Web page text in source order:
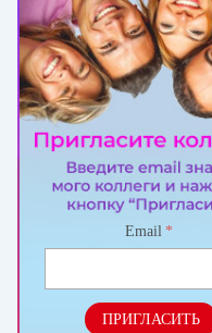
Email *
ПРИГЛАСИТЬ